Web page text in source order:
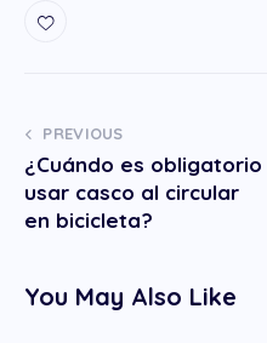
PREVIOUS
¿Cuándo es obligatorio
usar casco al circular
en bicicleta?
You May Also Like